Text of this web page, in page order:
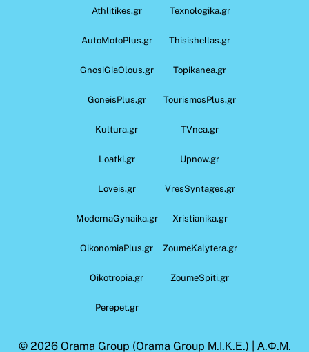
Athlitikes.gr Texnologika.gr
AutoMotoPlus.gr Thisishellas.gr
GnosiGiaOlous.gr Topikanea.gr
GoneisPlus.gr TourismosPlus.gr
Kultura.gr TVnea.gr
Loatki.gr Upnow.gr
Loveis.gr VresSyntages.gr
ModernaGynaika.gr Xristianika.gr
OikonomiaPlus.gr ZoumeKalytera.gr
Oikotropia.gr ZoumeSpiti.gr
Perepet.gr
© 2026 Orama Group (Orama Group Μ.Ι.Κ.Ε.) | Α.Φ.Μ.